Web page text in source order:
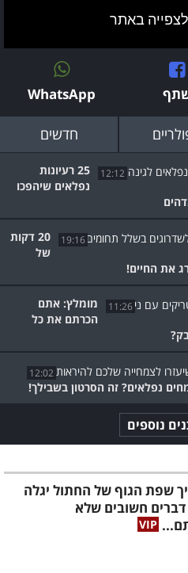
WhatsApp
חדשים
12:12
25 רעיונות
נפלאים שיהפכו
19:16
20 דקות
של
את החיים!
11:26
מומלץ: אתם
הכרתם את כל
12:02
נפלאים? זה הסרטון בשבילך!
נוספים
שפת הגוף של החתול יגלה
חשובים שלא